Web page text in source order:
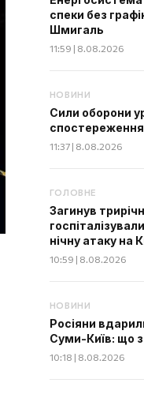
спеки без
Шмигаль
11:59 | 8.08.2026
НОВИНИ
Сили оборони
11:37 | 8.08.2026
ГОЛОВНЕ
Загинув
нічну атаку на
10:59 | 8.08.2026
НОВИНИ
Росіяни
Суми-Київ: що
10:18 | 8.08.2026